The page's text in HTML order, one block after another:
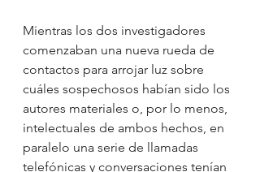
Mientras los dos investigadores
comenzaban una nueva rueda de
contactos para arrojar luz sobre
cuáles sospechosos habían sido los
autores materiales o, por lo menos,
intelectuales de ambos hechos, en
paralelo una serie de llamadas
telefónicas y conversaciones tenían